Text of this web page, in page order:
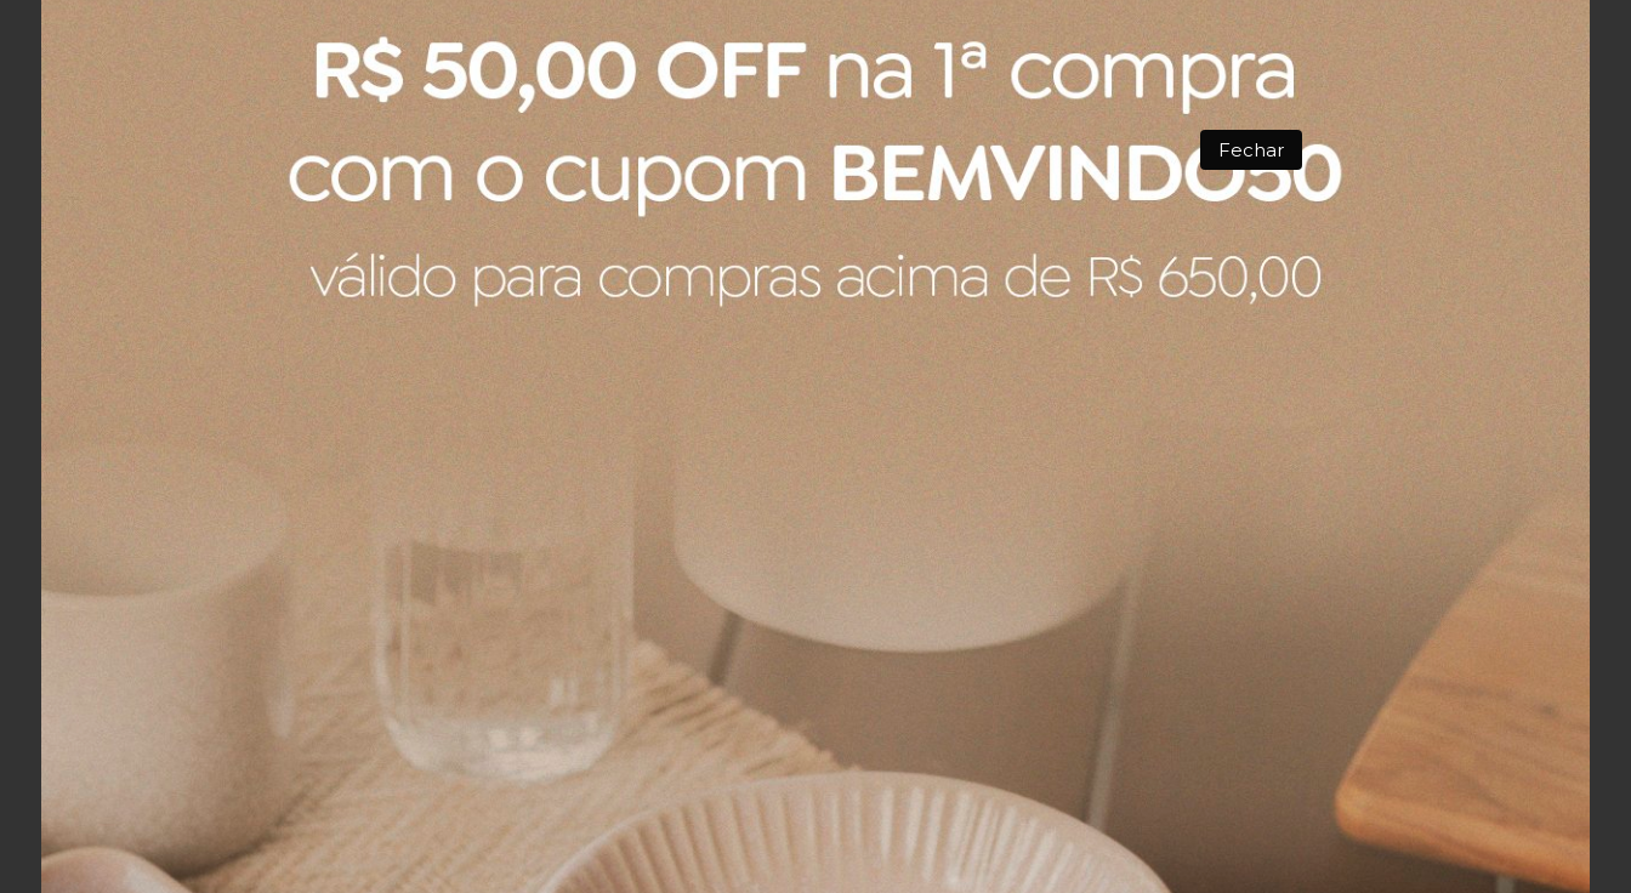
R$ 357,40
no cartão
R$ 357,40
no boleto ou pix
R$ 328,34
no boleto ou pix
sem juros
R$ 328,34
R$ 84,00
no boleto ou pix
R$ 84,00
no boleto ou pix
deR$ 98,00
no boleto ou pix
Fechar